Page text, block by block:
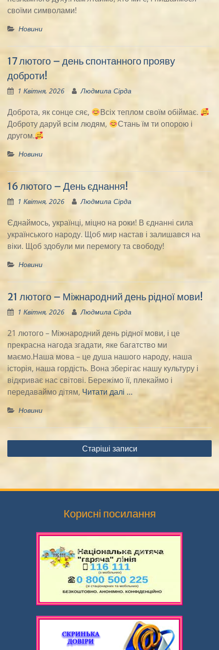
своїми символами!
Новини
17 лютого – день спонтанного прояву
доброти!
1 Квітня, 2026 Людмила Сірда
Доброта, як сонце сяє,
Всіх теплом своїм обіймає.
Доброту даруй всім людям,
Стань їм ти опорою і
другом.
Новини
16 лютого – День єднання!
1 Квітня, 2026 Людмила Сірда
Єднаймось, українці, міцно на роки! В єднанні сила
українського народу. Щоб мир настав і залишався на
віки. Щоб здобули ми перемогу та свободу!
Новини
21 лютого – Міжнародний день рідної мови!
1 Квітня, 2026 Людмила Сірда
21 лютого – Міжнародний день рідної мови, і це
прекрасна нагода згадати, яке багатство ми
маємо.Наша мова – це душа нашого народу, наша
історія, наша гордість. Вона зберігає нашу культуру і
відкриває нас світові. Бережімо її, плекаймо і
передаваймо дітям, Читати далі …
Новини
Навігація
за
Старіші записи
Корисні посилання